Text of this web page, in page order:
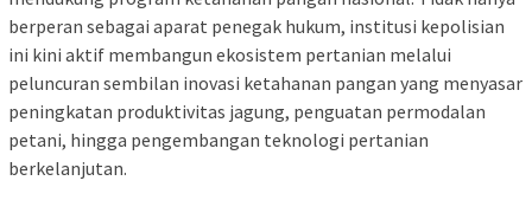
berperan sebagai aparat penegak hukum, institusi kepolisian
ini kini aktif membangun ekosistem pertanian melalui
peluncuran sembilan inovasi ketahanan pangan yang menyasar
peningkatan produktivitas jagung, penguatan permodalan
petani, hingga pengembangan teknologi pertanian
berkelanjutan.